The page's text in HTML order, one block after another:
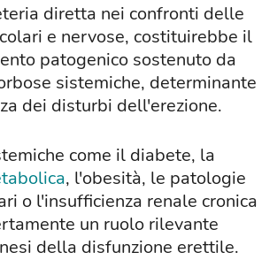
diretta nei confronti delle
e nervose, costituirebbe il
patogenico sostenuto da
sistemiche, determinante
dei disturbi dell'erezione.
come il diabete, la
, l'obesità, le patologie
o l'insufficienza renale cronica
un ruolo rilevante
della disfunzione erettile.